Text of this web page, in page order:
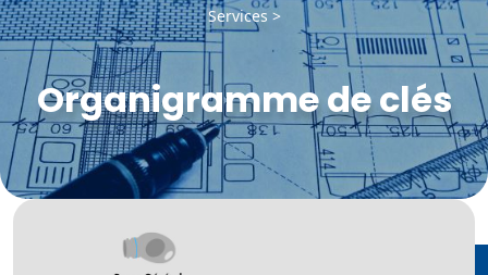
Services >
Organigramme de clés